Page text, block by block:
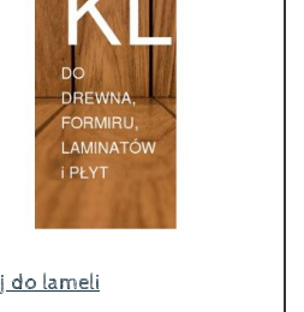
do lameli